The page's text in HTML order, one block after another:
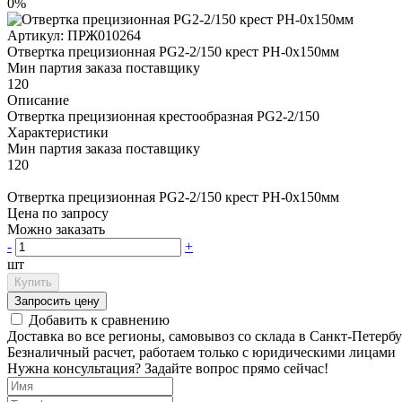
Артикул: ПРЖ010264
Отвертка прецизионная PG2-2/150 крест РН-0х150мм
Мин партия заказа поставщику
120
Описание
Отвертка прецизионная крестообразная PG2-2/150
Характеристики
Мин партия заказа поставщику
120
Отвертка прецизионная PG2-2/150 крест РН-0х150мм
Цена по запросу
Можно заказать
-
+
шт
Купить
Запросить цену
Добавить к сравнению
Доставка во все регионы, самовывоз со склада в Санкт-
Безналичный расчет, работаем только с юридическими лицами
Нужна консультация? Задайте вопрос прямо сейчас!